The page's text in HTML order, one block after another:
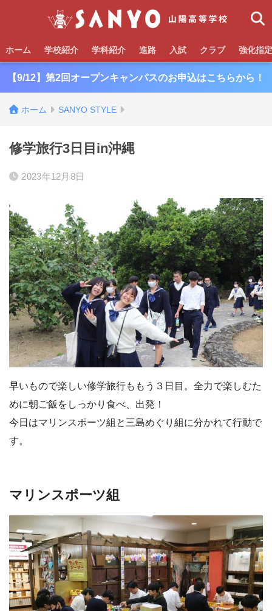
ホーム 学校紹介 学科紹介 進路 入試 クラブ 強化指
【9/12】第2回オープンキャンパスのお申込はこちらから！
ホーム SANYO STYLE
修学旅行3日目in沖縄
2023年12月8日
早いもので楽しい修学旅行ももう３日目。全力で楽しむた
めに朝ご飯をしっかり食べ、出発！
今日はマリンスポーツ組と三島めぐり組に分かれて行動で
す。
マリンスポーツ組